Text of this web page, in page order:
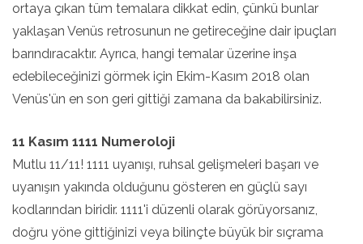
ortaya çıkan tüm temalara dikkat edin, çünkü bunlar
yaklaşan Venüs retrosunun ne getireceğine dair ipuçları
barındıracaktır. Ayrıca, hangi temalar üzerine inşa
edebileceğinizi görmek için Ekim-Kasım 2018 olan
Venüs'ün en son geri gittiği zamana da bakabilirsiniz.
11 Kasım 1111 Numeroloji
Mutlu 11/11! 1111 uyanışı, ruhsal gelişmeleri başarı ve
uyanışın yakında olduğunu gösteren en güçlü sayı
kodlarından biridir. 1111'i düzenli olarak görüyorsanız,
doğru yöne gittiğinizi veya bilinçte büyük bir sıçrama